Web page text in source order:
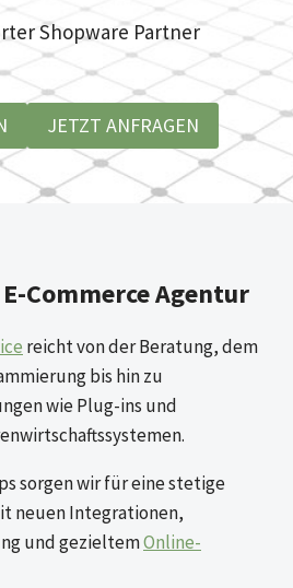
Shopware Partner
JETZT ANFRAGEN
Commerce Agentur
reicht von der Beratung, dem
bis hin zu
wie Plug-ins und
sorgen wir für eine stetige
neuen Integrationen,
und gezieltemOnline-